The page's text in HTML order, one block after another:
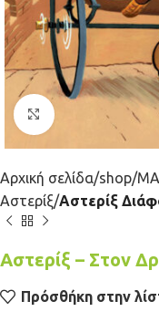
Κλικ για
Αρχική σελίδα shop
Αστερίξ Αστερίξ
Αστερίξ – Στον
Πρόσθήκη στην